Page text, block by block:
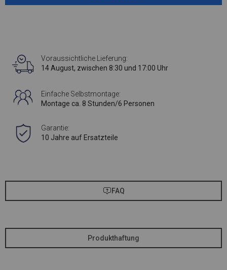
Voraussichtliche Lieferung:
14 August, zwischen 8:30 und 17:00 Uhr
Einfache Selbstmontage:
Montage ca. 8 Stunden/6 Personen
Garantie:
10 Jahre auf Ersatzteile
FAQ
Produkthaftung